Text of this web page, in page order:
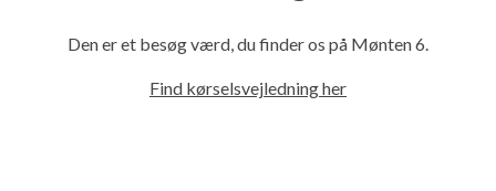
Den er et besøg værd, du finder os på Mønten 6.
Find kørselsvejledning her